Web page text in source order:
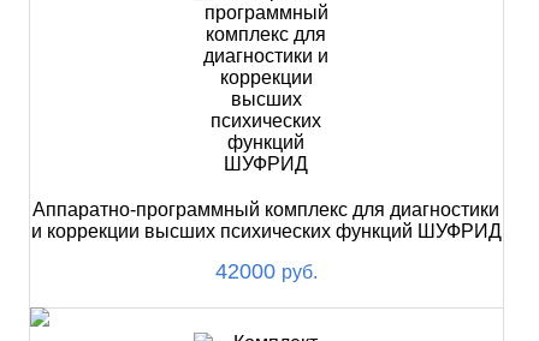
Аппаратно-программный комплекс для диагностики
и коррекции высших психических функций ШУФРИД
42000 руб.